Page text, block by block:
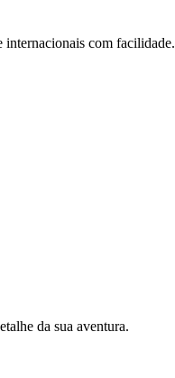
internacionais com facilidade.
da sua aventura.